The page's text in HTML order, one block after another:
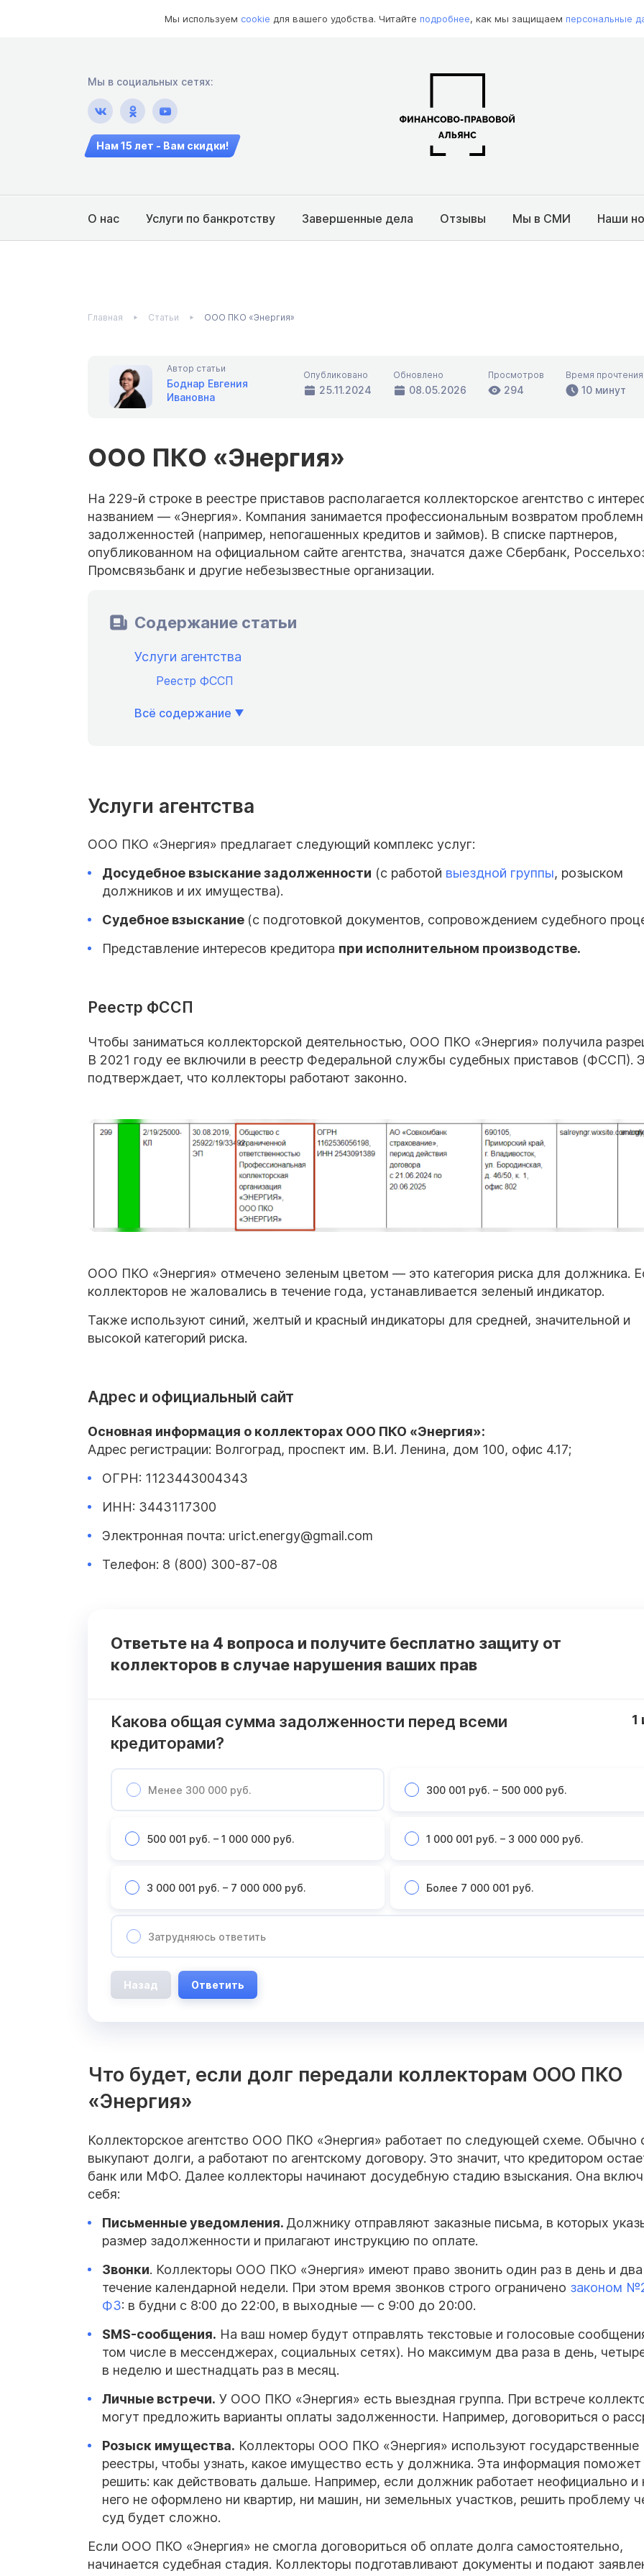
Мы используем cookie для вашего удобства. Читайте подробнее, как мы защищаем персональные
Мы в социальных сетях:
Нам 15 лет - Вам скидки!
О нас Услуги по банкротству Завершенные дела Отзывы Мы в СМИ Наши
Главная Статьи ООО ПКО «Энергия»
Автор статьи
Боднар Евгения
Ивановна
Опубликовано
25.11.2024
Обновлено
08.05.2026
Просмотров
294
Время прочтения
10 минут
ООО ПКО «Энергия»
На 229-й строке в реестре приставов располагается коллекторское агентство с
названием — «Энергия». Компания занимается профессиональным возвратом
задолженностей (например, непогашенных кредитов и займов). В списке партнеров,
опубликованном на официальном сайте агентства, значатся даже Сбербанк,
Промсвязьбанк и другие небезызвестные организации.
Содержание статьи
Услуги агентства
Реестр ФССП
Всё содержание
Услуги агентства
ООО ПКО «Энергия» предлагает следующий комплекс услуг:
Досудебное взыскание задолженности (с работой выездной группы, розыском
должников и их имущества).
Судебное взыскание (с подготовкой документов, сопровождением судебного
Представление интересов кредитора при исполнительном производстве.
Реестр ФССП
Чтобы заниматься коллекторской деятельностью, ООО ПКО «Энергия» получила
В 2021 году ее включили в реестр Федеральной службы судебных приставов (ФССП).
подтверждает, что коллекторы работают законно.
ООО ПКО «Энергия» отмечено зеленым цветом — это категория риска для должника.
коллекторов не жаловались в течение года, устанавливается зеленый индикатор.
Также используют синий, желтый и красный индикаторы для средней, значительной и
высокой категорий риска.
Адрес и официальный сайт
Основная информация о коллекторах ООО ПКО «Энергия»:
Адрес регистрации: Волгоград, проспект им. В.И. Ленина, дом 100, офис 4.17;
ОГРН: 1123443004343
ИНН: 3443117300
Электронная почта: urict.energy@gmail.com
Телефон: 8 (800) 300-87-08
Ответьте на 4 вопроса и получите бесплатно защиту от
коллекторов в случае нарушения ваших прав
Какова общая сумма задолженности перед всеми
кредиторами?
Менее 300 000 руб. 300 001 руб. – 500 000 руб.
500 001 руб. – 1 000 000 руб. 1 000 001 руб. – 3 000 000 руб.
3 000 001 руб. – 7 000 000 руб. Более 7 000 001 руб.
Затрудняюсь ответить
1
Назад Ответить
Что будет, если долг передали коллекторам ООО ПКО
«Энергия»
Коллекторское агентство ООО ПКО «Энергия» работает по следующей схеме. Обычно
выкупают долги, а работают по агентскому договору. Это значит, что кредитором
банк или МФО. Далее коллекторы начинают досудебную стадию взыскания. Она
себя:
Письменные уведомления. Должнику отправляют заказные письма, в которых
размер задолженности и прилагают инструкцию по оплате.
Звонки. Коллекторы ООО ПКО «Энергия» имеют право звонить один раз в день и два
течение календарной недели. При этом время звонков строго ограничено законом
ФЗ: в будни с 8:00 до 22:00, в выходные — с 9:00 до 20:00.
SMS-сообщения. На ваш номер будут отправлять текстовые и голосовые
том числе в мессенджерах, социальных сетях). Но максимум два раза в день,
в неделю и шестнадцать раз в месяц.
Личные встречи. У ООО ПКО «Энергия» есть выездная группа. При встрече
могут предложить варианты оплаты задолженности. Например, договориться о
Розыск имущества. Коллекторы ООО ПКО «Энергия» используют государственные
реестры, чтобы узнать, какое имущество есть у должника. Эта информация поможет
решить: как действовать дальше. Например, если должник работает неофициально и
него не оформлено ни квартир, ни машин, ни земельных участков, решить проблему
суд будет сложно.
Если ООО ПКО «Энергия» не смогла договориться об оплате долга самостоятельно,
начинается судебная стадия. Коллекторы подготавливают документы и подают